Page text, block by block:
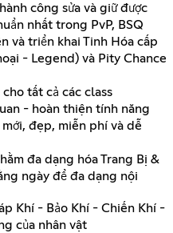
công sửa và giữ được
nhất trong PvP, BSQ
và triển khai Tinh Hóa cấp
- Legend) và Pity Chance
tất cả các class
- hoàn thiện tính năng
đẹp, miễn phí và dễ
đa dạng hóa Trang Bị &
ngày để đa dạng nội
Khí - Bảo Khí - Chiến Khí -
của nhân vật